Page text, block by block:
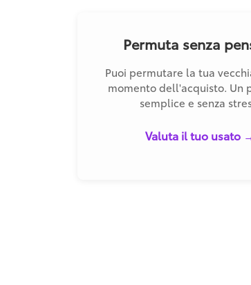
Permuta senza
Puoi permutare la tua
momento dell'acquisto. Un
semplice e senza
Valuta il tuo usato